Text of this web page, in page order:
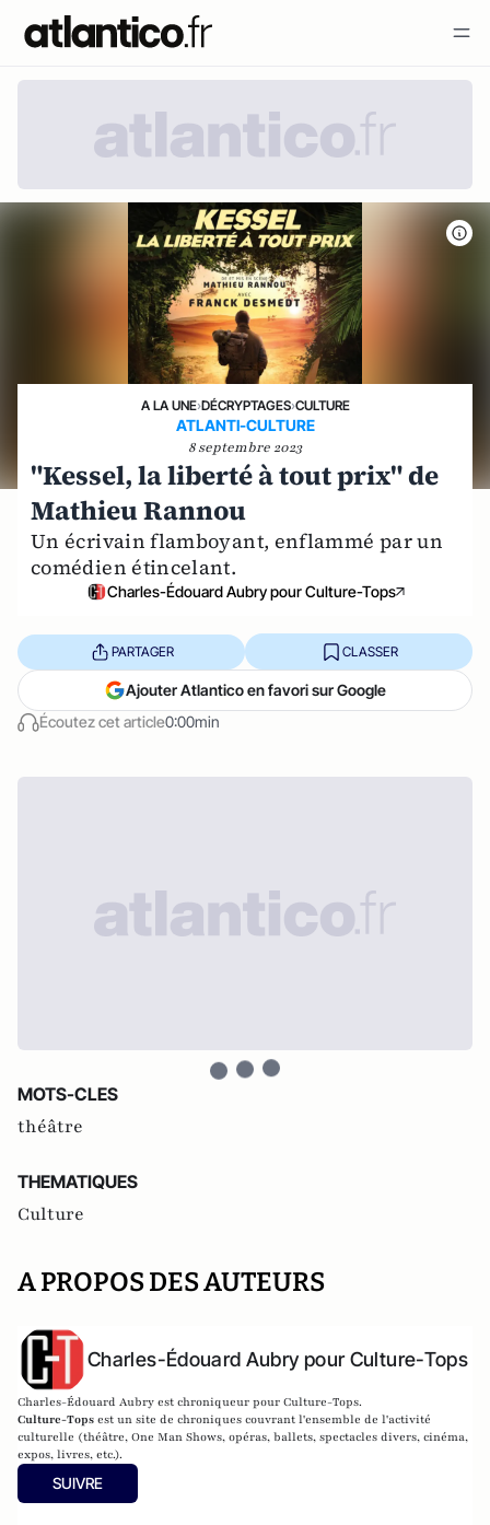
A LA UNE›DÉCRYPTAGES›CULTURE
ATLANTI-CULTURE
8 septembre 2023
"Kessel, la liberté à tout prix" de
Mathieu Rannou
Un écrivain flamboyant, enflammé par un
comédien étincelant.
Charles-Édouard Aubry pour Culture-Tops
Écoutez cet article0:00min
PARTAGER CLASSER
Ajouter Atlantico en favori sur Google
MOTS-CLES
théâtre
THEMATIQUES
Culture
A PROPOS DES AUTEURS
Charles-Édouard Aubry pour Culture-Tops
Charles-Édouard Aubry est chroniqueur pour Culture-Tops.
Culture-Tops est un site de chroniques couvrant l'ensemble de l'activité
culturelle (théâtre, One Man Shows, opéras, ballets, spectacles divers, cinéma,
expos, livres, etc.).
SUIVRE